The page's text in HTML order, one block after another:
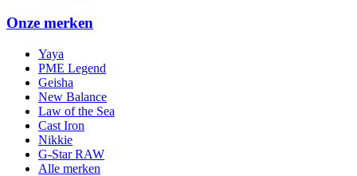
Onze merken
Yaya
PME Legend
Geisha
New Balance
Law of the Sea
Cast Iron
Nikkie
G-Star RAW
Alle merken